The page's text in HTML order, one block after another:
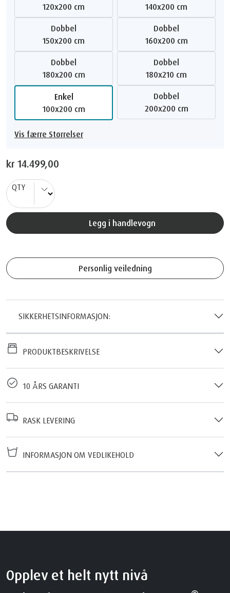
120x200 cm
140x200 cm
Dobbel
150x200 cm
Dobbel
160x200 cm
Dobbel
180x200 cm
Dobbel
180x210 cm
Enkel
100x200 cm
Dobbel
200x200 cm
vis færre Størrelser
kr 14.499,00
QTY
Legg i handlevogn
Personlig veiledning
SIKKERHETSINFORMASJON:
PRODUKTBESKRIVELSE
10 ÅRS GARANTI
RASK LEVERING
INFORMASJON OM VEDLIKEHOLD
Opplev et helt nytt nivå